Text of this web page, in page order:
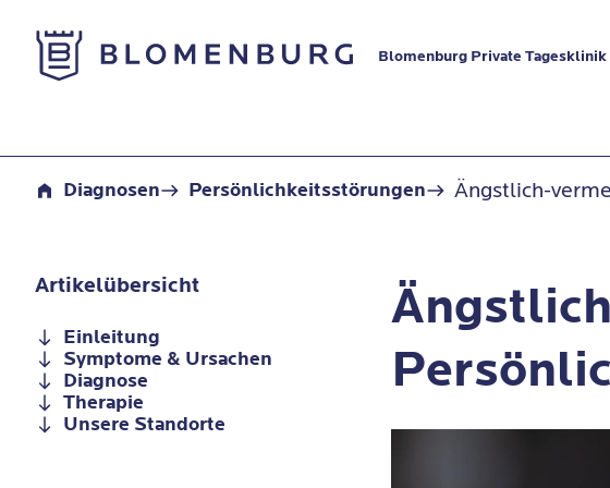
Zur Startseite
Blomenburg Private
Diagnosen Persönlichkeitsstörungen Ängstlich-
Artikelübersicht
Einleitung
Symptome & Ursachen
Diagnose
Therapie
Unsere Standorte